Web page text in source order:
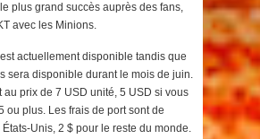
plus grand succès auprès des fans,
avec les Minions.
actuellement disponible tandis que
sera disponible durant le mois de juin.
au prix de 7 USD unité, 5 USD si vous
ou plus. Les frais de port sont de
Unis, 2 $ pour le reste du monde.